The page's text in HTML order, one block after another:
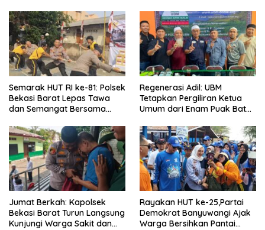
Tindak Tegas Oknum
Anggota Kelompok Ahli
Pemkab
Semarak HUT RI ke-81: Polsek
Bekasi Barat Lepas Tawa
dan Semangat Bersama
Regenerasi Adil: UBM
Tetapkan Pergiliran Ketua
Umum dari Enam Puak Batak
Jumat Berkah: Kapolsek
Bekasi Barat Turun Langsung
Kunjungi Warga Sakit dan
Rayakan HUT ke-25,Partai
Demokrat Banyuwangi Ajak
Warga Bersihkan Pantai